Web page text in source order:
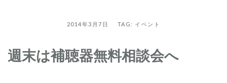
2014年3月7日 TAG: イベント
週末は補聴器無料相談会へ